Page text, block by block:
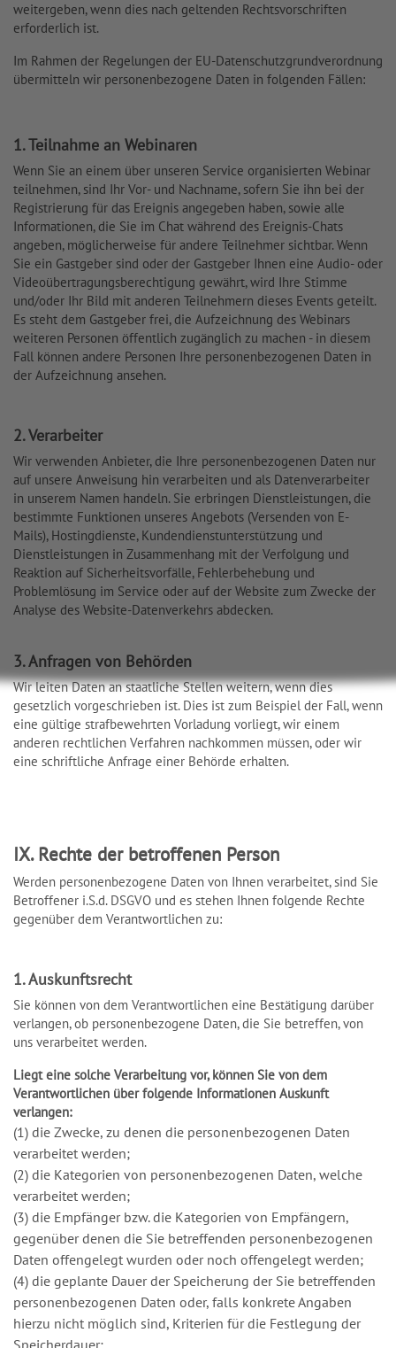
weitergeben, wenn dies nach geltenden Rechtsvorschriften
erforderlich ist.
Im Rahmen der Regelungen der EU-Datenschutzgrundverordnung
übermitteln wir personenbezogene Daten in folgenden Fällen:
1. Teilnahme an Webinaren
Wenn Sie an einem über unseren Service organisierten Webinar
teilnehmen, sind Ihr Vor- und Nachname, sofern Sie ihn bei der
Registrierung für das Ereignis angegeben haben, sowie alle
Informationen, die Sie im Chat während des Ereignis-Chats
angeben, möglicherweise für andere Teilnehmer sichtbar. Wenn
Sie ein Gastgeber sind oder der Gastgeber Ihnen eine Audio- oder
Videoübertragungsberechtigung gewährt, wird Ihre Stimme
und/oder Ihr Bild mit anderen Teilnehmern dieses Events geteilt.
Es steht dem Gastgeber frei, die Aufzeichnung des Webinars
weiteren Personen öffentlich zugänglich zu machen - in diesem
Fall können andere Personen Ihre personenbezogenen Daten in
der Aufzeichnung ansehen.
2. Verarbeiter
Wir verwenden Anbieter, die Ihre personenbezogenen Daten nur
auf unsere Anweisung hin verarbeiten und als Datenverarbeiter
in unserem Namen handeln. Sie erbringen Dienstleistungen, die
bestimmte Funktionen unseres Angebots (Versenden von E-
Mails), Hostingdienste, Kundendienstunterstützung und
Dienstleistungen in Zusammenhang mit der Verfolgung und
Reaktion auf Sicherheitsvorfälle, Fehlerbehebung und
Problemlösung im Service oder auf der Website zum Zwecke der
Analyse des Website-Datenverkehrs abdecken.
3. Anfragen von Behörden
Wir leiten Daten an staatliche Stellen weitern, wenn dies
gesetzlich vorgeschrieben ist. Dies ist zum Beispiel der Fall, wenn
eine gültige strafbewehrten Vorladung vorliegt, wir einem
anderen rechtlichen Verfahren nachkommen müssen, oder wir
eine schriftliche Anfrage einer Behörde erhalten.
IX. Rechte der betroffenen Person
Werden personenbezogene Daten von Ihnen verarbeitet, sind Sie
Betroffener i.S.d. DSGVO und es stehen Ihnen folgende Rechte
gegenüber dem Verantwortlichen zu:
1. Auskunftsrecht
Sie können von dem Verantwortlichen eine Bestätigung darüber
verlangen, ob personenbezogene Daten, die Sie betreffen, von
uns verarbeitet werden.
Liegt eine solche Verarbeitung vor, können Sie von dem
Verantwortlichen über folgende Informationen Auskunft
verlangen:
(1) die Zwecke, zu denen die personenbezogenen Daten
verarbeitet werden;
(2) die Kategorien von personenbezogenen Daten, welche
verarbeitet werden;
(3) die Empfänger bzw. die Kategorien von Empfängern,
gegenüber denen die Sie betreffenden personenbezogenen
Daten offengelegt wurden oder noch offengelegt werden;
(4) die geplante Dauer der Speicherung der Sie betreffenden
personenbezogenen Daten oder, falls konkrete Angaben
hierzu nicht möglich sind, Kriterien für die Festlegung der
Speicherdauer;